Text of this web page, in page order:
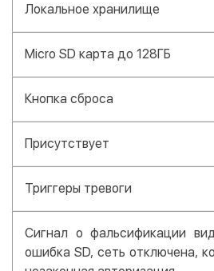
Локальное хранилище
Micro SD карта до 128ГБ
Кнопка сброса
Присутствует
Триггеры тревоги
Сигнал о фальсификации
ошибка SD, сеть отключена,